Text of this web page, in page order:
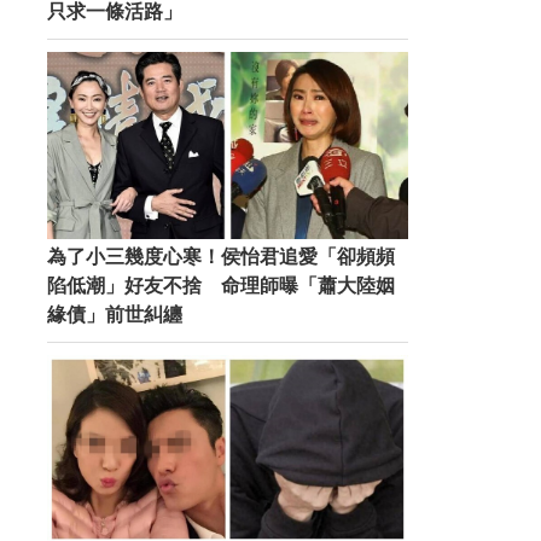
只求一條活路」
為了小三幾度心寒！侯怡君追愛「卻頻頻
陷低潮」好友不捨 命理師曝「蕭大陸姻
緣債」前世糾纏